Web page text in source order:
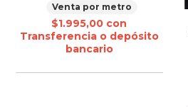
Venta por metro
$1.995,00 con
Transferencia o depósito
bancario